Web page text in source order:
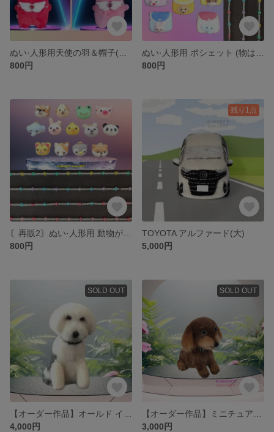
800円
800円
800円
残り1点
TOYOTA アルファード(大)
5,000円
SOLD OUT
4,000円
SOLD OUT
3,000円